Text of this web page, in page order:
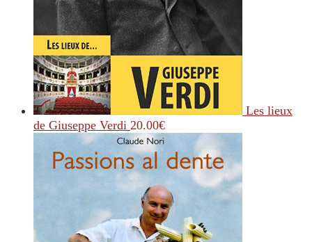
Les lieux
de Giuseppe Verdi 20.00€